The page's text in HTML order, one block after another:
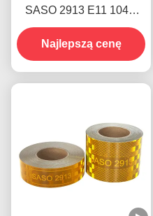
SASO 2913 E11 104R
001059 Taśma
odblaskowa dla
pojazdów
Najlepszą cenę